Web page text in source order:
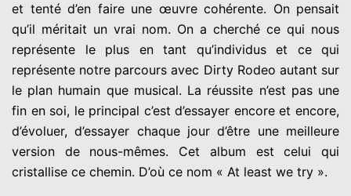
et tenté d’en faire une œuvre cohérente. On pensait
qu’il méritait un vrai nom. On a cherché ce qui nous
représente le plus en tant qu’individus et ce qui
représente notre parcours avec Dirty Rodeo autant sur
le plan humain que musical. La réussite n’est pas une
fin en soi, le principal c’est d’essayer encore et encore,
d’évoluer, d’essayer chaque jour d’être une meilleure
version de nous-mêmes. Cet album est celui qui
cristallise ce chemin. D’où ce nom « At least we try ».